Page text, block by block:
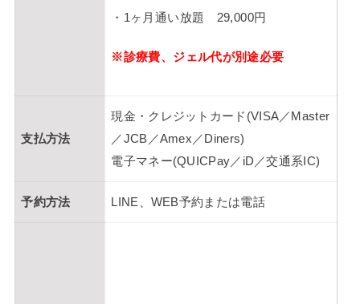
・1ヶ月通い放題 29,000円
※診療費、ジェル代が別途必要
支払方法
現金・クレジットカード(VISA／Master
／JCB／Amex／Diners)
電子マネー(QUICPay／iD／交通系IC)
予約方法 LINE、WEB予約または電話